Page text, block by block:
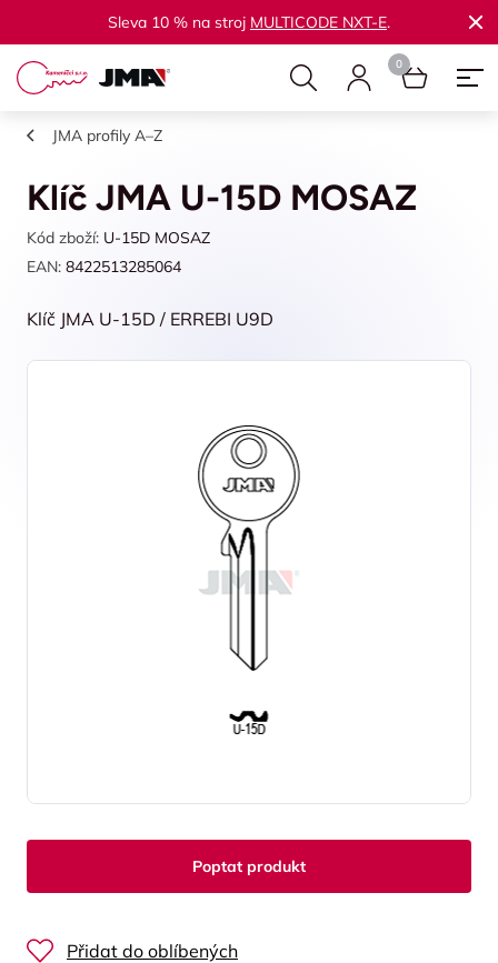
Sleva 10 % na stroj MULTICODE NXT-E.
JMA profily A–Z
Klíč JMA U-15D MOSAZ
Kód zboží: U-15D MOSAZ
EAN: 8422513285064
Klíč JMA U-15D / ERREBI U9D
Poptat produkt
Přidat do oblíbených